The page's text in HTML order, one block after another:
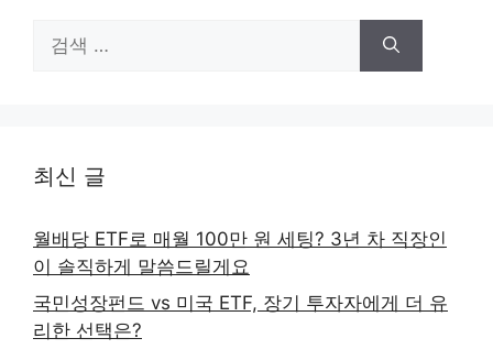
색:
최신 글
월배당 ETF로 매월 100만 원 세팅? 3년 차 직장인
이 솔직하게 말씀드릴게요
국민성장펀드 vs 미국 ETF, 장기 투자자에게 더 유
리한 선택은?